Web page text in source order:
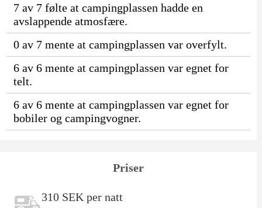
7 av 7 følte at campingplassen hadde en
avslappende atmosfære.
0 av 7 mente at campingplassen var overfylt.
6 av 6 mente at campingplassen var egnet for
telt.
6 av 6 mente at campingplassen var egnet for
bobiler og campingvogner.
Priser
310 SEK per natt